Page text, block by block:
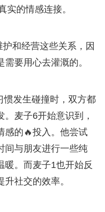
实的情感连接。
和经营这些关系，因
要用心去灌溉的。
惯发生碰撞时，双方都
麦子6开始意识到，
感的🔥投入。他尝试
间与朋友进行一些纯
暖。而麦子1也开始反
社交的效率。